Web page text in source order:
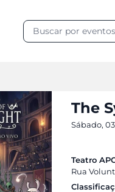
The
Sábado,
Teatro
Rua